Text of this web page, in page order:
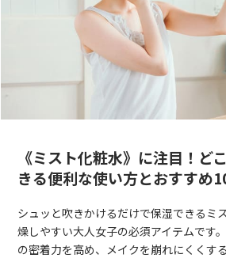
《ミスト化粧水》に注目！ど
きる便利な使い方とおすすめ
シュッと吹きかけるだけで保湿できるミ
燥しやすい大人女子の必須アイテムです
の密着力を高め、メイクを崩れにくくす